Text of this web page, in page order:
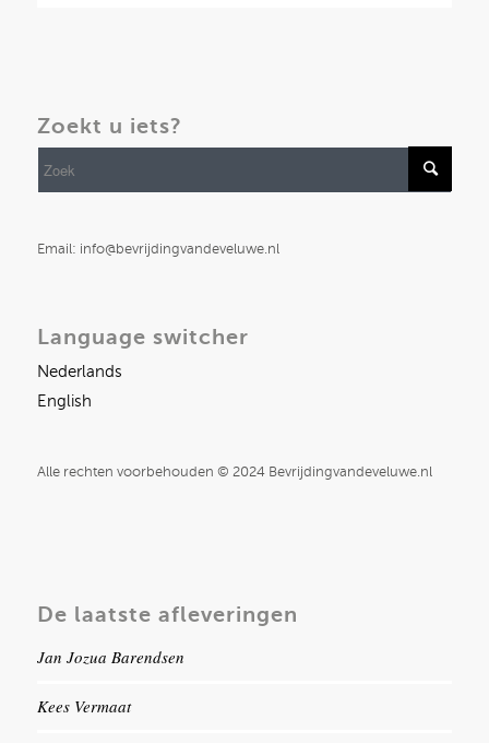
Zoekt u iets?
Email: info@bevrijdingvandeveluwe.nl
Language switcher
Nederlands
English
Alle rechten voorbehouden © 2024 Bevrijdingvandeveluwe.nl
De laatste afleveringen
Jan Jozua Barendsen
Kees Vermaat